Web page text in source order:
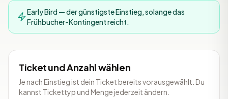
Early Bird — der günstigste Einstieg, solange das
Frühbucher-Kontingent reicht.
Ticket und Anzahl wählen
Je nach Einstieg ist dein Ticket bereits vorausgewählt. Du
kannst Tickettyp und Menge jederzeit ändern.